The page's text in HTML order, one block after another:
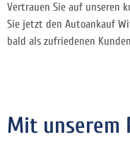
Vertrauen Sie auf unseren
Sie jetzt den Autoankauf
bald als zufriedenen
Mit unserem